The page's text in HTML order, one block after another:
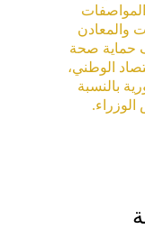
المواصفات
والمعادن
حماية صحة
الوطني،
بالنسبة